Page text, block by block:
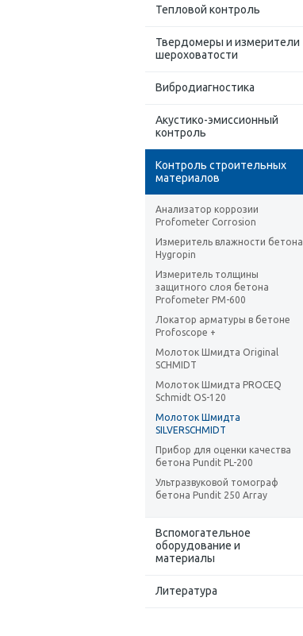
Тепловой контроль
Твердомеры и измерители
шероховатости
Вибродиагностика
Акустико-эмиссионный
контроль
Контроль строительных
материалов
Анализатор коррозии
Profometer Corrosion
Измеритель влажности бетона
Hygropin
Измеритель толщины
защитного слоя бетона
Profometer PM-600
Локатор арматуры в бетоне
Profoscope +
Молоток Шмидта Original
SCHMIDT
Молоток Шмидта PROCEQ
Schmidt OS-120
Молоток Шмидта
SILVERSCHMIDT
Прибор для оценки качества
бетона Pundit PL-200
Ультразвуковой томограф
бетона Pundit 250 Array
Вспомогательное
оборудование и
материалы
Литература